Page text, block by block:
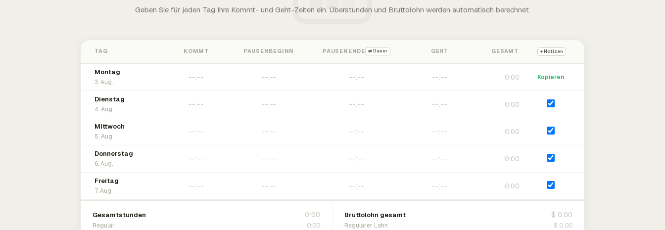
Geben Sie für jeden Tag Ihre Kommt- und Geht-Zeiten ein. Überstunden und Bruttolohn werden automatisch berechnet.
TAG KOMMT PAUSENBEGINN PAUSENENDE ⇄ Dauer GEHT GESAMT + Notizen
Montag
3. Aug.
0:00 Kopieren
Dienstag
4. Aug.
0:00
Mittwoch
5. Aug.
0:00
Donnerstag
6. Aug.
0:00
Freitag
7. Aug.
0:00
Gesamtstunden 0:00
Regulär 0:00
Bruttolohn gesamt $ 0.00
Regulärer Lohn $ 0.00